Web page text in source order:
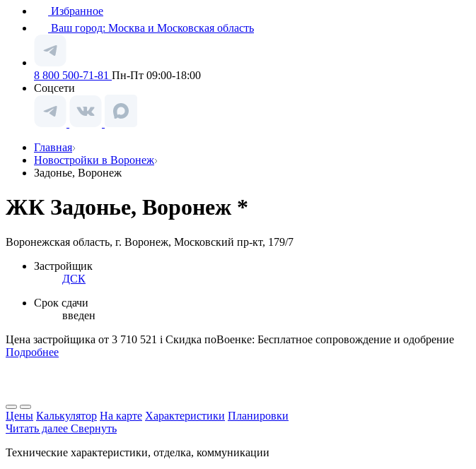
Избранное
Ваш город: Москва и Московская область
8 800 500-71-81 Пн-Пт 09:00-18:00
Соцсети
Главная
Новостройки в Воронеж
Задонье, Воронеж
ЖК Задонье, Воронеж *
Воронежская область, г. Воронеж, Московский пр-кт, 179/7
Застройщик
ДСК
Срок сдачи
введен
Цена застройщика от 3 710 521 i Скидка поВоенке: Бесплатное сопровождение и одобрение
Подробнее
Цены Калькулятор На карте Характеристики Планировки
Читать далее Свернуть
Технические характеристики, отделка, коммуникации